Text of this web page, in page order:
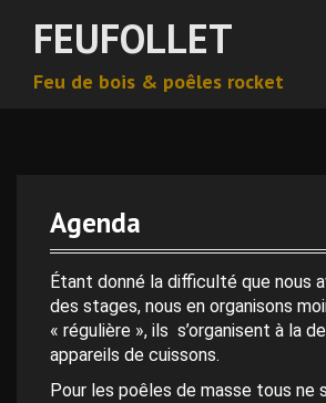
FEUFOLLET
Feu de bois & poêles rocket
Agenda
Étant donné la difficulté que nous
des stages, nous en organisons
« régulière », ils s’organisent à la
appareils de cuissons.
Pour les poêles de masse tous ne